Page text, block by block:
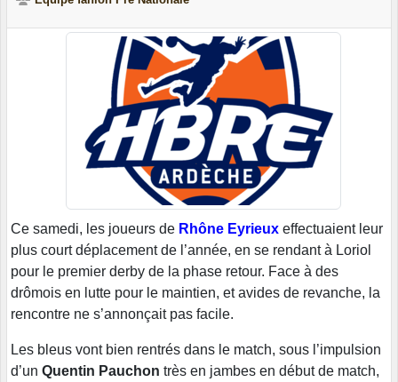
Ce samedi, les joueurs de Rhône Eyrieux effectuaient leur
plus court déplacement de l’année, en se rendant à Loriol
pour le premier derby de la phase retour. Face à des
drômois en lutte pour le maintien, et avides de revanche, la
rencontre ne s’annonçait pas facile.
Les bleus vont bien rentrés dans le match, sous l’impulsion
d’un Quentin Pauchon très en jambes en début de match,